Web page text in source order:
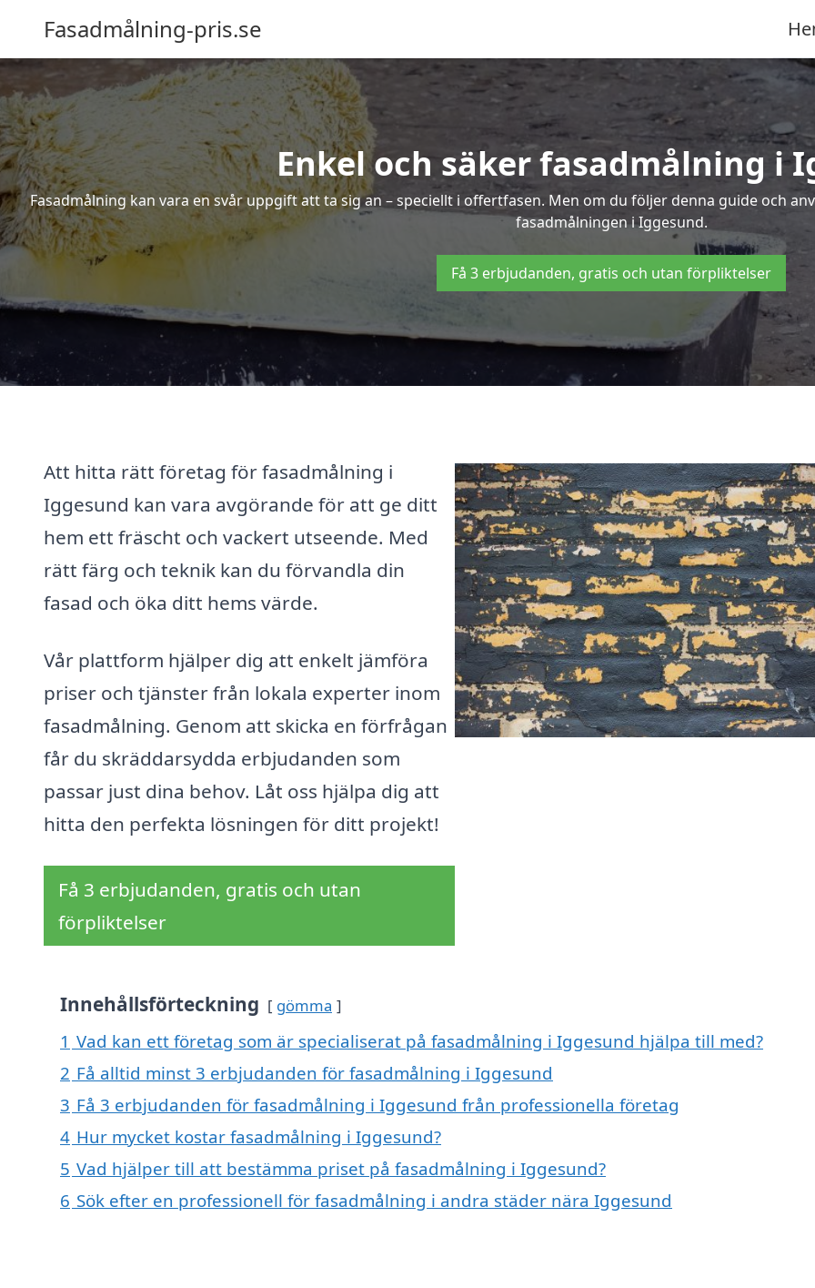
Fasadmålning-pris.se
Enkel och säker fasadmålning i
Fasadmålning kan vara en svår uppgift att ta sig an – speciellt i offertfasen. Men om du följer denna guide och
fasadmålningen i Iggesund.
Få 3 erbjudanden, gratis och utan förpliktelser
Att hitta rätt företag för fasadmålning i
Iggesund kan vara avgörande för att ge ditt
hem ett fräscht och vackert utseende. Med
rätt färg och teknik kan du förvandla din
fasad och öka ditt hems värde.
Vår plattform hjälper dig att enkelt jämföra
priser och tjänster från lokala experter inom
fasadmålning. Genom att skicka en förfrågan
får du skräddarsydda erbjudanden som
passar just dina behov. Låt oss hjälpa dig att
hitta den perfekta lösningen för ditt projekt!
Få 3 erbjudanden, gratis och utan
förpliktelser
Innehållsförteckning gömma
1 Vad kan ett företag som är specialiserat på fasadmålning i Iggesund hjälpa till med?
2 Få alltid minst 3 erbjudanden för fasadmålning i Iggesund
3 Få 3 erbjudanden för fasadmålning i Iggesund från professionella företag
4 Hur mycket kostar fasadmålning i Iggesund?
5 Vad hjälper till att bestämma priset på fasadmålning i Iggesund?
6 Sök efter en professionell för fasadmålning i andra städer nära Iggesund